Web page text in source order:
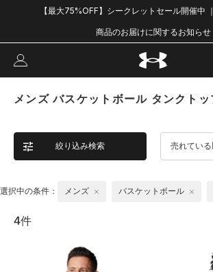
【最大75%OFF】シークレットセール開催中
商品のお届けに関するお知らせ
メンズ バスケットボール タンクトッ
絞り込み検索 売れている
選択中の条件： メンズ バスケットボール
4件